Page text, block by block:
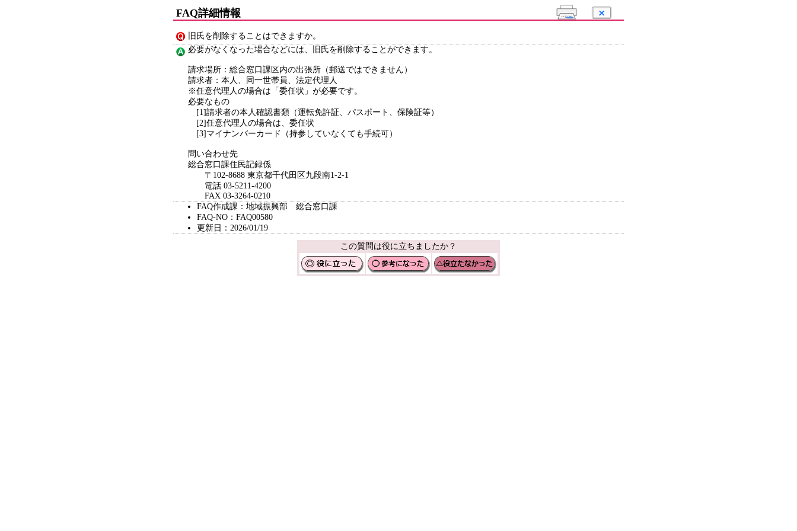
FAQ詳細情報
旧氏を削除することはできますか。
必要がなくなった場合などには、旧氏を削除することができます。
請求場所：総合窓口課区内の出張所（郵送ではできません）
請求者：本人、同一世帯員、法定代理人
※任意代理人の場合は「委任状」が必要です。
必要なもの
[1]請求者の本人確認書類（運転免許証、パスポート、保険証等）
[2]任意代理人の場合は、委任状
[3]マイナンバーカード（持参していなくても手続可）
問い合わせ先
総合窓口課住民記録係
〒102-8688 東京都千代田区九段南1-2-1
電話 03-5211-4200
FAX 03-3264-0210
FAQ作成課：地域振興部 総合窓口課
FAQ-NO：FAQ00580
更新日：2026/01/19
この質問は役に立ちましたか？